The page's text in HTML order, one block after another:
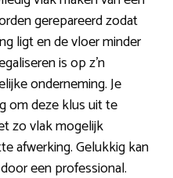
gerepareerd zodat
ligt en de vloer minder
is op z’n
onderneming. Je
om deze klus uit te
zo vlak mogelijk
afwerking. Gelukkig kan
een professional.